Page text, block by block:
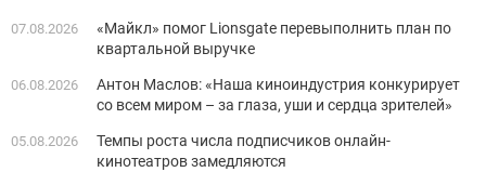
07.08.2026
«Майкл» помог Lionsgate перевыполнить план по
квартальной выручке
06.08.2026
Антон Маслов: «Наша киноиндустрия конкурирует
со всем миром – за глаза, уши и сердца зрителей»
05.08.2026
Темпы роста числа подписчиков онлайн-
кинотеатров замедляются